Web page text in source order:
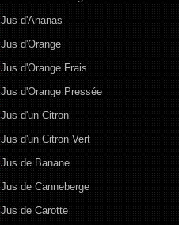
Jus d'Ananas
Jus d'Orange
Jus d'Orange Frais
Jus d'Orange Pressée
Jus d'un Citron
Jus d'un Citron Vert
Jus de Banane
Jus de Canneberge
Jus de Carotte